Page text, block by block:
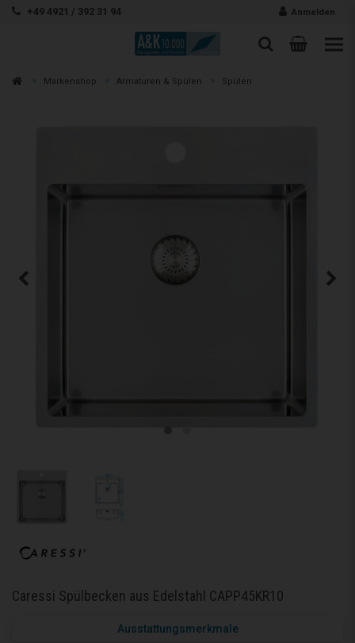
Zum Inhalt springen
+49 4921 / 392 31 94 Anmelden
Suche
Zur Markenshop Armaturen & Spülen Spülen
Caressi Spülbecken aus Edelstahl CAPP45KR10
Ausstattungsmerkmale